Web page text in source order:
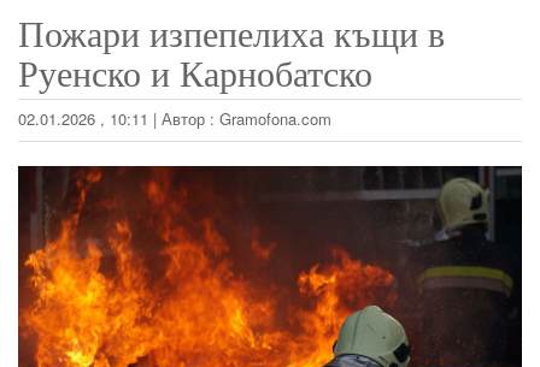
Пожари изпепелиха къщи в
Руенско и Карнобатско
02.01.2026 , 10:11 | Автор : Gramofona.com